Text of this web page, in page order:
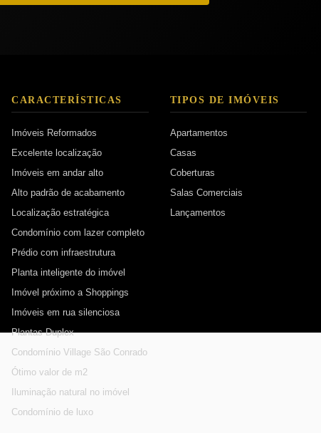
CARACTERÍSTICAS
Imóveis Reformados
Excelente localização
Imóveis em andar alto
Alto padrão de acabamento
Localização estratégica
Condomínio com lazer completo
Prédio com infraestrutura
Planta inteligente do imóvel
Imóvel próximo a Shoppings
Imóveis em rua silenciosa
Plantas Duplex
Condomínio Village São Conrado
Ótimo valor de m2
Iluminação natural no imóvel
Condomínio de luxo
TIPOS DE IMÓVEIS
Apartamentos
Casas
Coberturas
Salas Comerciais
Lançamentos